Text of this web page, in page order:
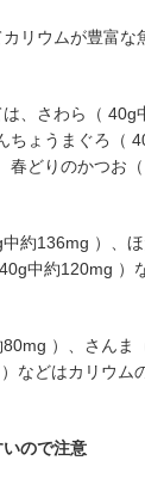
リウムが豊富な
、さわら（ 40g
ちょうまぐろ（
春どりのかつお
約136mg ）、
中約120mg ）
）、さんま
などはカリウム
いので注意